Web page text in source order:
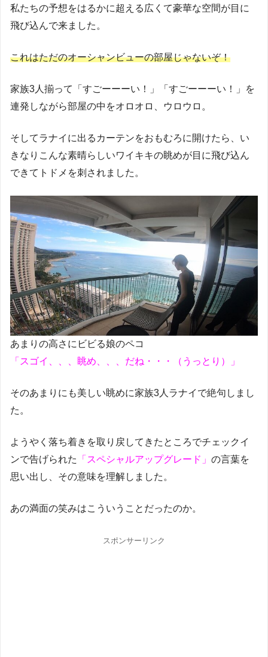
私たちの予想をはるかに超える広くて豪華な空間が目に
飛び込んで来ました。
これはただのオーシャンビューの部屋じゃないぞ！
家族3人揃って「すごーーーい！」「すごーーーい！」を
連発しながら部屋の中をオロオロ、ウロウロ。
そしてラナイに出るカーテンをおもむろに開けたら、い
きなりこんな素晴らしいワイキキの眺めが目に飛び込ん
できてトドメを刺されました。
あまりの高さにビビる娘のペコ
「スゴイ、、、眺め、、、だね・・・（うっとり）」
そのあまりにも美しい眺めに家族3人ラナイで絶句しまし
た。
ようやく落ち着きを取り戻してきたところでチェックイ
ンで告げられた
「スペシャルアップグレード」 の言葉を
思い出し、その意味を理解しました。
あの満面の笑みはこういうことだったのか。
スポンサーリンク